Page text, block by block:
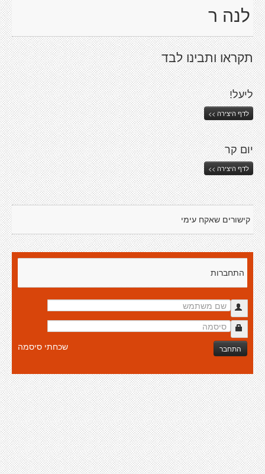
לנה ר
תקראו ותבינו לבד
ליעל!
לדף היצירה >>
יום קר
לדף היצירה >>
קישורים שאקח עימי
התחברות
התחבר שכחתי סיסמה